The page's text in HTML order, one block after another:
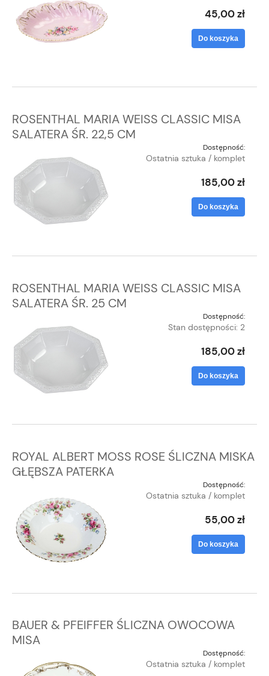
45,00 zł
Do koszyka
ROSENTHAL MARIA WEISS CLASSIC MISA
SALATERA ŚR. 22,5 CM
Dostępność:
Ostatnia sztuka / komplet
185,00 zł
Do koszyka
ROSENTHAL MARIA WEISS CLASSIC MISA
SALATERA ŚR. 25 CM
Dostępność:
Stan dostępności: 2
185,00 zł
Do koszyka
ROYAL ALBERT MOSS ROSE ŚLICZNA MISKA
GŁĘBSZA PATERKA
Dostępność:
Ostatnia sztuka / komplet
55,00 zł
Do koszyka
BAUER & PFEIFFER ŚLICZNA OWOCOWA
MISA
Dostępność:
Ostatnia sztuka / komplet